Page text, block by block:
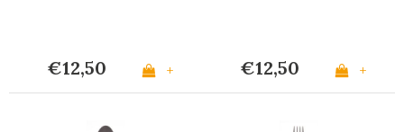
€12,50 + €12,50 +